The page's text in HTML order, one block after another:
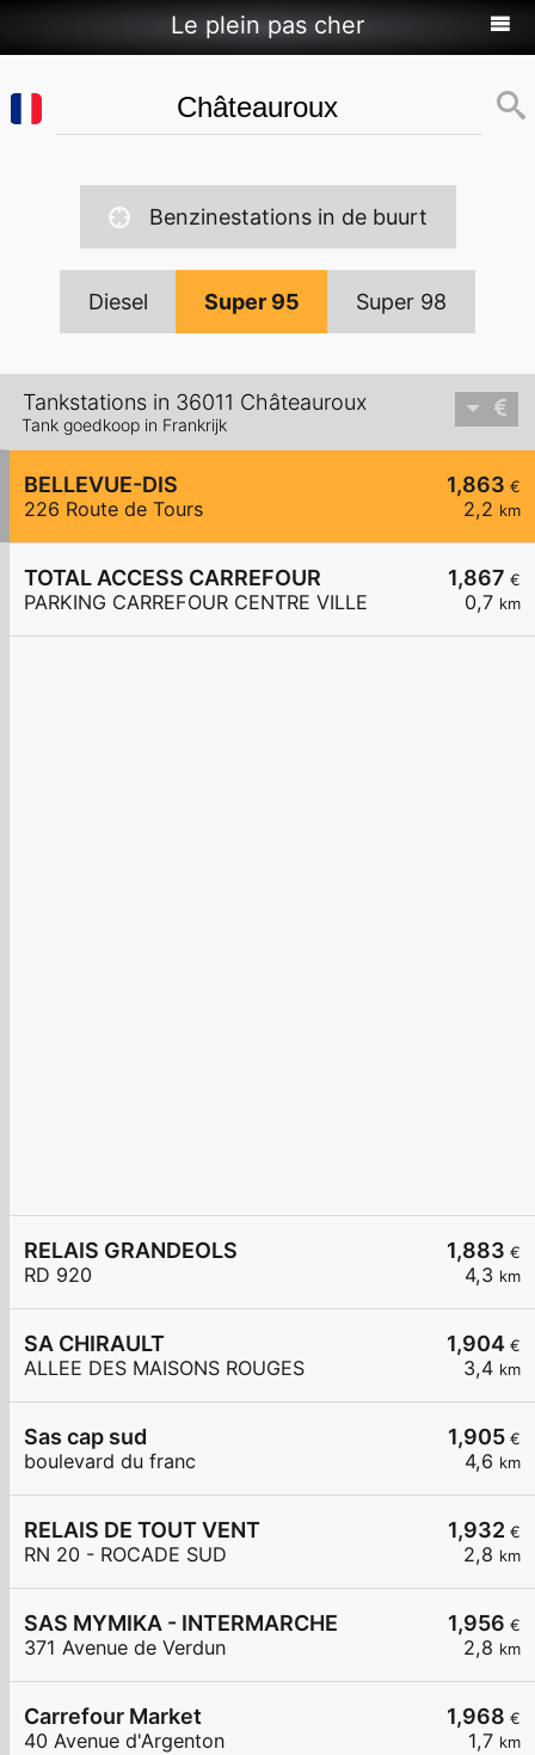
Le plein pas cher
Benzinestations in de buurt
Diesel Super 95 Super 98
Tankstations in 36011 Châteauroux
Tank goedkoop in Frankrijk
1,863 €
2,2 km
BELLEVUE-DIS
226 Route de Tours
1,867 €
0,7 km
TOTAL ACCESS CARREFOUR
PARKING CARREFOUR CENTRE VILLE
1,883 €
4,3 km
RELAIS GRANDEOLS
RD 920
1,904 €
3,4 km
SA CHIRAULT
ALLEE DES MAISONS ROUGES
1,905 €
4,6 km
Sas cap sud
boulevard du franc
1,932 €
2,8 km
RELAIS DE TOUT VENT
RN 20 - ROCADE SUD
1,956 €
2,8 km
SAS MYMIKA - INTERMARCHE
371 Avenue de Verdun
1,968 €
1,7 km
Carrefour Market
40 Avenue d'Argenton